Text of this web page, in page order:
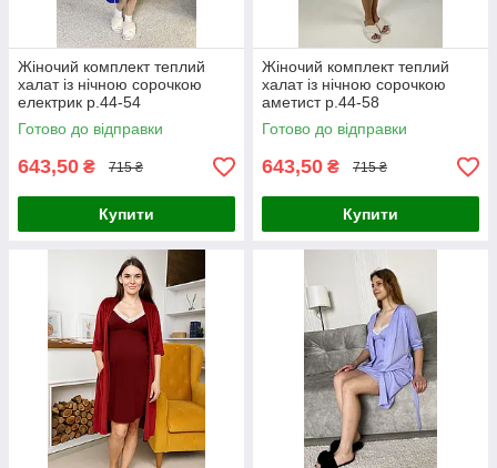
Жіночий комплект теплий
халат із нічною сорочкою
електрик р.44-54
Готово до відправки
643,50 ₴ 715 ₴
Купити
Жіночий комплект теплий
халат із нічною сорочкою
аметист р.44-58
Готово до відправки
643,50 ₴ 715 ₴
Купити